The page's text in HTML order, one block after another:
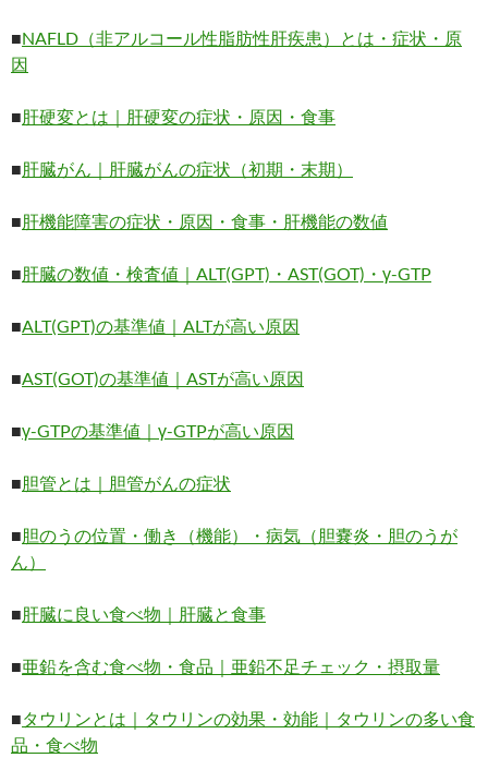
■NAFLD（非アルコール性脂肪性肝疾患）とは・症状・原
因
■肝硬変とは｜肝硬変の症状・原因・食事
■肝臓がん｜肝臓がんの症状（初期・末期）
■肝機能障害の症状・原因・食事・肝機能の数値
■肝臓の数値・検査値｜ALT(GPT)・AST(GOT)・γ-GTP
■ALT(GPT)の基準値｜ALTが高い原因
■AST(GOT)の基準値｜ASTが高い原因
■γ-GTPの基準値｜γ-GTPが高い原因
■胆管とは｜胆管がんの症状
■胆のうの位置・働き（機能）・病気（胆嚢炎・胆のうが
ん）
■肝臓に良い食べ物｜肝臓と食事
■亜鉛を含む食べ物・食品｜亜鉛不足チェック・摂取量
■タウリンとは｜タウリンの効果・効能｜タウリンの多い食
品・食べ物